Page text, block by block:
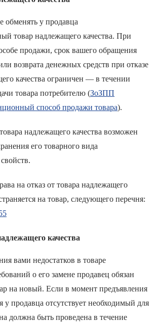
обменять у продавца
товар надлежащего качества. При
продажи, срок вашего обращения
возврата денежных средств при отказе
качества ограничен — в течении
товара потребителю (ЗоЗПП
способ продажи товара).
надлежащего качества возможен
его товарного вида
на отказ от товара надлежащего
на товар, следующего перечня:
качества
вами недостатков в товаре
о его замене продавец обязан
на новый. Если в момент предъявления
у продавца отсутствует необходимый для
должна быть проведена в течение